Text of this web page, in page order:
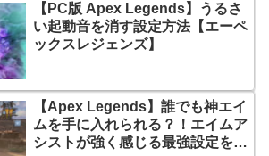
【PC版 Apex Legends】うるさ
い起動音を消す設定方法【エーペ
ックスレジェンズ】
【Apex Legends】誰でも神エイ
ムを手に入れられる？！エイムア
シストが強く感じる最強設定を紹